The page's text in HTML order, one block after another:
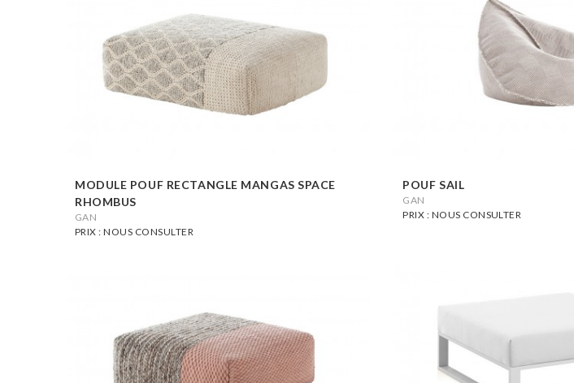
MODULE POUF RECTANGLE MANGAS SPACE
RHOMBUS
GAN
PRIX : NOUS CONSULTER
POUF SAIL
GAN
PRIX : NOUS CONSULTER